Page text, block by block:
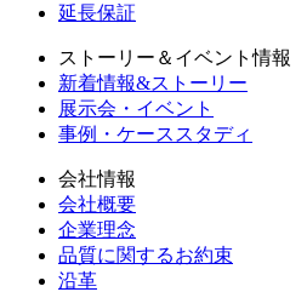
延長保証
ストーリー＆イベント情報
新着情報&ストーリー
展示会・イベント
事例・ケーススタディ
会社情報
会社概要
企業理念
品質に関するお約束
沿革